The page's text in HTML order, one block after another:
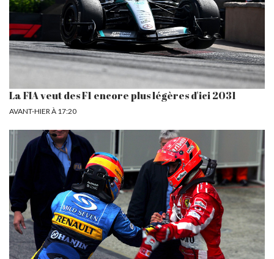
La FIA veut des F1 encore plus légères d'ici 2031
AVANT-HIER À 17:20